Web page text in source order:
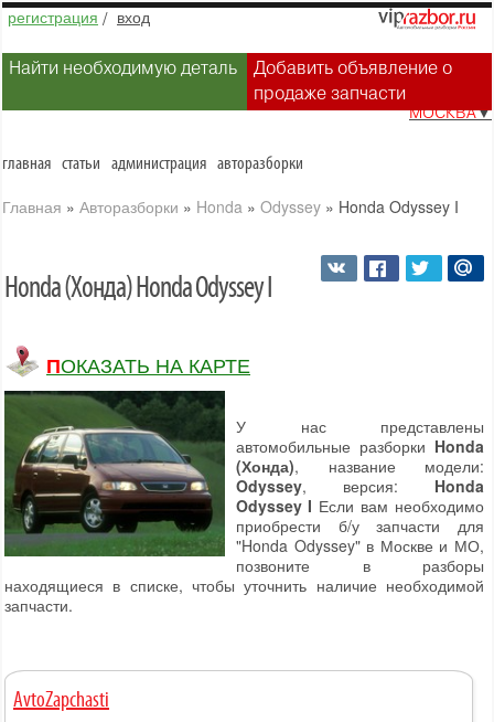
регистрация / вход
Найти необходимую деталь
Добавить объявление о
продаже запчасти
МОСКВА▼
главная статьи администрация авторазборки
Главная » Авторазборки » Honda » Odyssey » Honda Odyssey I
Honda (Хонда) Honda Odyssey I
ПОКАЗАТЬ НА КАРТЕ
У нас представлены
автомобильные разборки Honda
(Хонда), название модели:
Odyssey, версия: Honda
Odyssey I Если вам необходимо
приобрести б/у запчасти для
"Honda Odyssey" в Москве и МО,
позвоните в разборы
находящиеся в списке, чтобы уточнить наличие необходимой
запчасти.
AvtoZapchasti